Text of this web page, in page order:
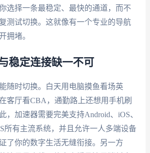
选择一条最稳定、最快的通道，而不
测试切换。这就像有一个专业的导航
拥堵。
稳定连接缺一不可
随时切换。白天用电脑摸鱼看场英
客厅看CBA，通勤路上还想用手机刷
，加速器需要完美支持Android、iOS、
所有主流系统，并且允许一人多端设备
了你的数字生活无缝衔接。另一方